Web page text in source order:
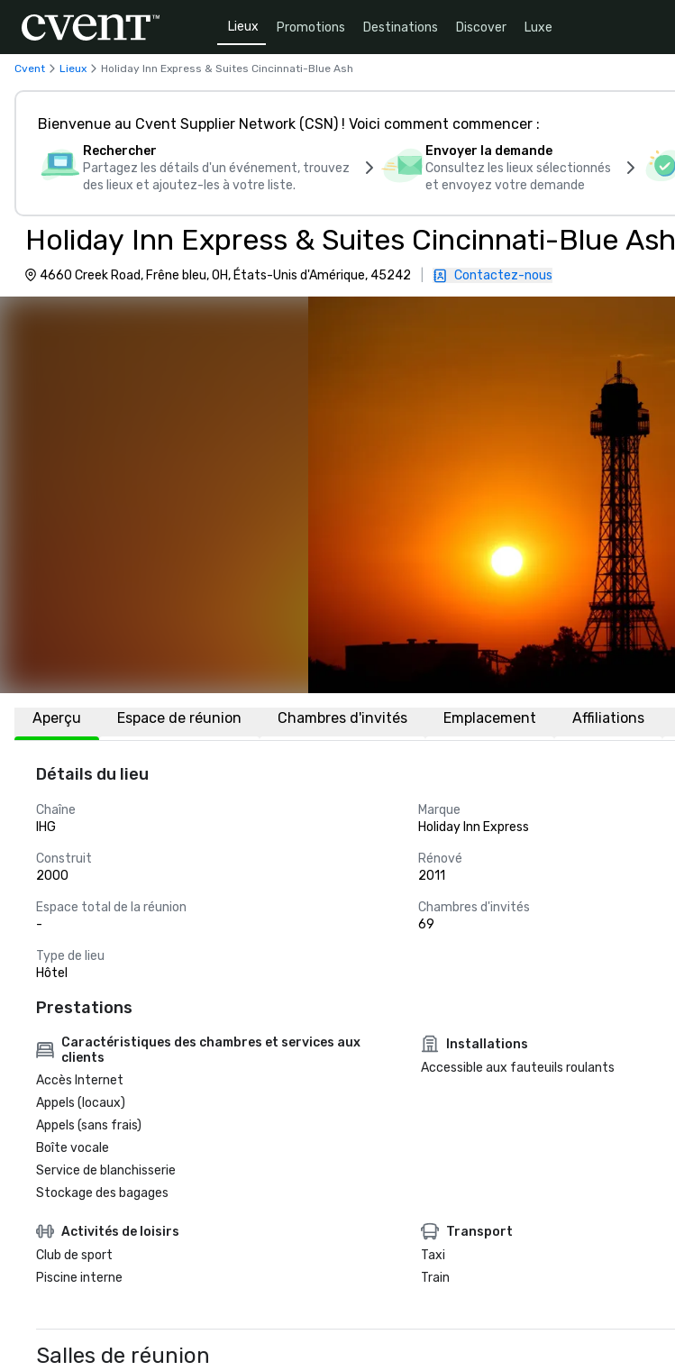
Lieux Promotions Destinations Discover Luxe
Cvent Lieux Holiday Inn Express & Suites Cincinnati-Blue Ash
Bienvenue au Cvent Supplier Network (CSN) ! Voici comment commencer :
Rechercher
Partagez les détails d'un événement, trouvez
des lieux et ajoutez-les à votre liste.
Envoyer la demande
Consultez les lieux sélectionnés
et envoyez votre demande
Holiday Inn Express & Suites Cincinnati-Blue Ash
4660 Creek Road, Frêne bleu, OH, États-Unis d'Amérique, 45242 Contactez-nous
Aperçu Espace de réunion Chambres d'invités Emplacement Affiliations
Détails du lieu
Chaîne
IHG
Marque
Holiday Inn Express
Construit
2000
Rénové
2011
Espace total de la réunion
-
Chambres d'invités
69
Type de lieu
Hôtel
Prestations
Caractéristiques des chambres et services aux
clients
Accès Internet
Appels (locaux)
Appels (sans frais)
Boîte vocale
Service de blanchisserie
Stockage des bagages
Installations
Accessible aux fauteuils roulants
Activités de loisirs
Club de sport
Piscine interne
Transport
Taxi
Train
Salles de réunion